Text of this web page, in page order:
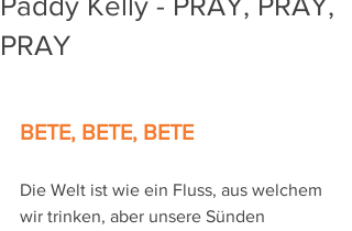
PRAY
BETE, BETE, BETE
Die Welt ist wie ein Fluss, aus welchem
wir trinken, aber unsere Sünden